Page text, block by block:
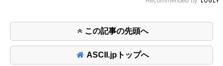
この記事の先頭へ
ASCII.jpトップへ